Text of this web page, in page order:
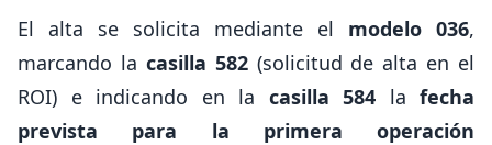
El alta se solicita mediante el modelo 036,
marcando la casilla 582(solicitud de alta en el
ROI) e indicando en la casilla 584 la fecha
prevista para la primera operación